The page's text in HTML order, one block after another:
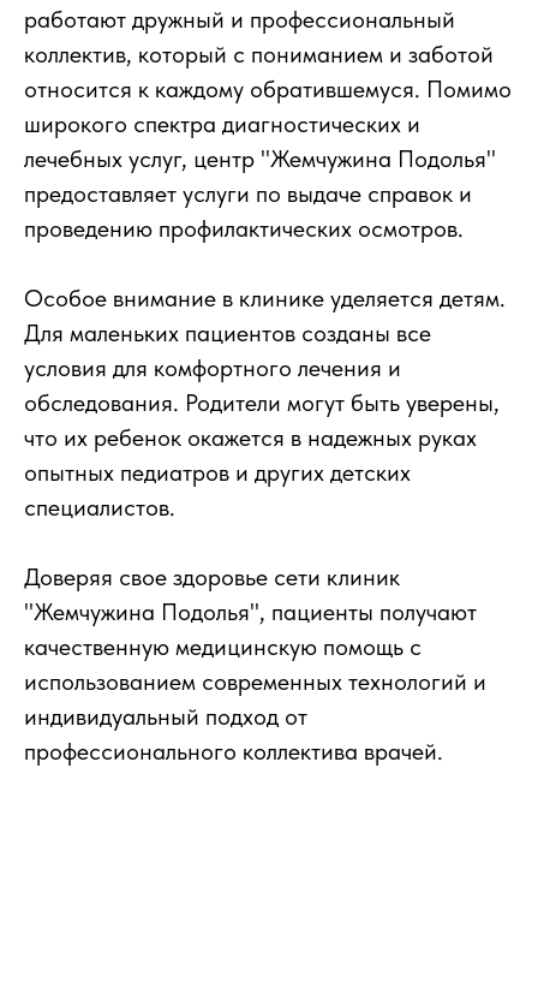
работают дружный и профессиональный
коллектив, который с пониманием и заботой
относится к каждому обратившемуся. Помимо
широкого спектра диагностических и
лечебных услуг, центр "Жемчужина Подолья"
предоставляет услуги по выдаче справок и
проведению профилактических осмотров.
Особое внимание в клинике уделяется детям.
Для маленьких пациентов созданы все
условия для комфортного лечения и
обследования. Родители могут быть уверены,
что их ребенок окажется в надежных руках
опытных педиатров и других детских
специалистов.
Доверяя свое здоровье сети клиник
"Жемчужина Подолья", пациенты получают
качественную медицинскую помощь с
использованием современных технологий и
индивидуальный подход от
профессионального коллектива врачей.